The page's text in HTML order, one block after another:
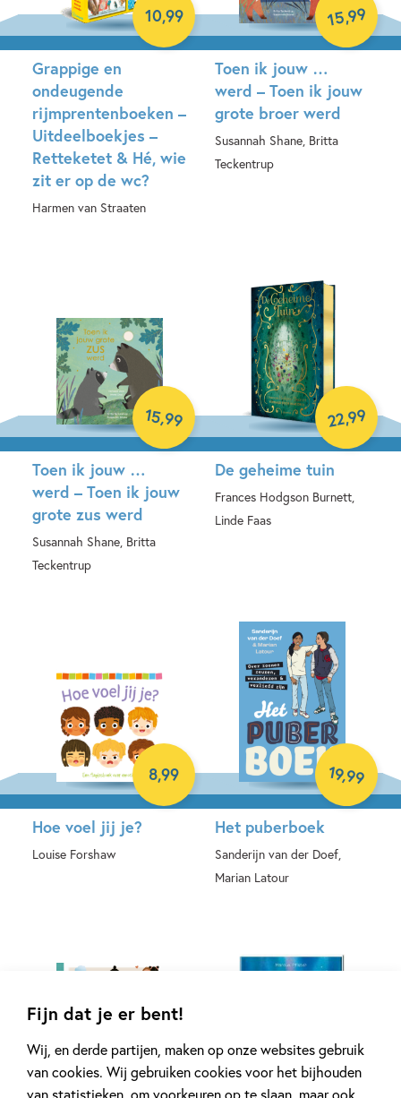
Fijn dat je er bent!
Wij, en derde partijen, maken op onze websites gebruik
van cookies. Wij gebruiken cookies voor het bijhouden
van statistieken, om voorkeuren op te slaan, maar ook
Grappige en
ondeugende
rijmprentenboeken –
Uitdeelboekjes –
Retteketet & Hé, wie
zit er op de wc?
Harmen van Straaten
10,99
Toen ik jouw …
werd – Toen ik jouw
grote broer werd
Susannah Shane, Britta
Teckentrup
15,99
Toen ik jouw …
werd – Toen ik jouw
grote zus werd
Susannah Shane, Britta
Teckentrup
15,99
De geheime tuin
Frances Hodgson Burnett,
Linde Faas
22,99
Hoe voel jij je?
Louise Forshaw
8,99
Het puberboek
Sanderijn van der Doef,
Marian Latour
19,99
99 17,99